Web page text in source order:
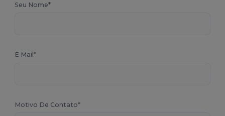
Seu Nome*
E Mail*
Motivo De Contato*